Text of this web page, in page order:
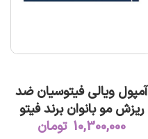
آمپول ویالی فیتوسیان ضد
ریزش مو بانوان برند فیتو
10,300,000 تومان